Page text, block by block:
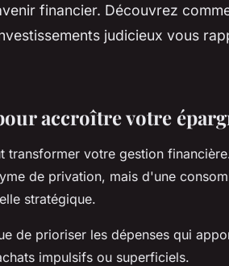
financier. Découvrez
judicieux vous
accroître votre
transformer votre gestion
de privation, mais d'une
stratégique.
de prioriser les dépenses qui
impulsifs ou superficiels.